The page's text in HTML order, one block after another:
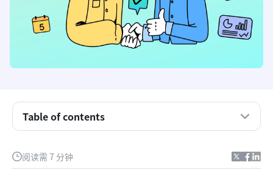
阅读需 7 分钟
Table of contents
什么是旗舰版协作软件？
为什么旗舰版协作软件很重要？